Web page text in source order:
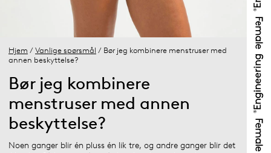
Hjem / Vanlige spørsmål / Bør jeg kombinere menstruser med
annen beskyttelse?
Bør jeg kombinere
menstruser med annen
beskyttelse?
Noen ganger blir én pluss én lik tre, og andre ganger blir det